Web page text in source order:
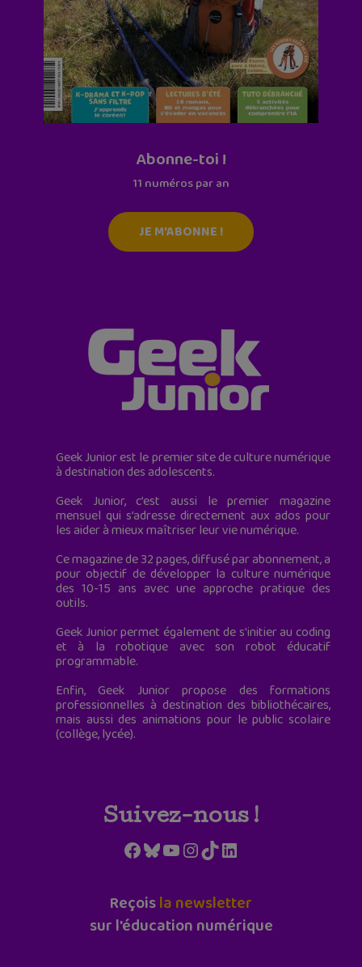
Abonne-toi !
11 numéros par an
JE M'ABONNE !
Geek Junior est le premier site de culture numérique
à destination des adolescents.
Geek Junior, c’est aussi le premier magazine
mensuel qui s’adresse directement aux ados pour
les aider à mieux maîtriser leur vie numérique.
Ce magazine de 32 pages, diffusé par abonnement, a
pour objectif de développer la culture numérique
des 10-15 ans avec une approche pratique des
outils.
Geek Junior permet également de s'initier au coding
et à la robotique avec son robot éducatif
programmable.
Enfin, Geek Junior propose des formations
professionnelles à destination des bibliothécaires,
mais aussi des animations pour le public scolaire
(collège, lycée).
Suivez-nous !
Facebook
Bluesky
YouTube
Instagram
TikTokLinkedIn
Reçoisla newsletter
sur l'éducation numérique